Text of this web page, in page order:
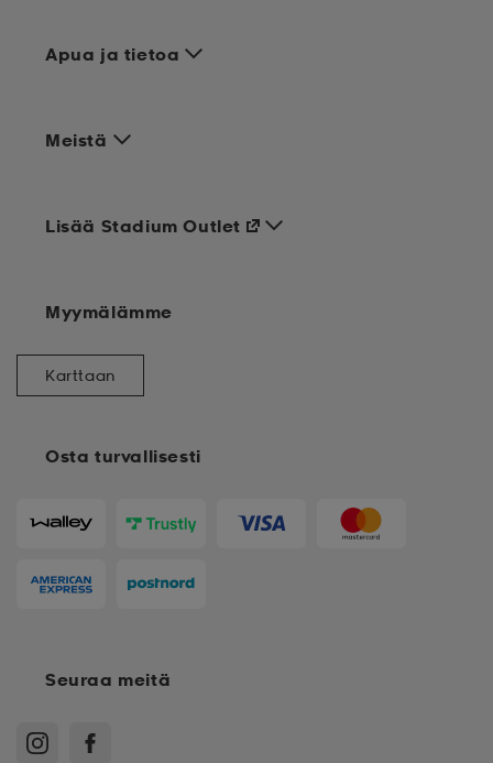
Apua ja tietoa
Meistä
Osta turvallisesti
Lisää Stadium Outlet
Myymälämme
Karttaan
Seuraa meitä